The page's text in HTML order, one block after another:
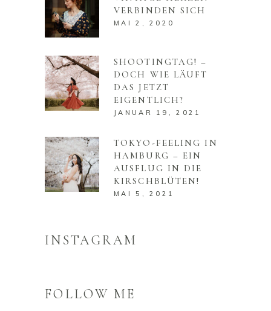
VERBINDEN SICH
MAI 2, 2020
SHOOTINGTAG! –
DOCH WIE LÄUFT
DAS JETZT
EIGENTLICH?
JANUAR 19, 2021
TOKYO-FEELING IN
HAMBURG – EIN
AUSFLUG IN DIE
KIRSCHBLÜTEN!
MAI 5, 2021
INSTAGRAM
FOLLOW ME